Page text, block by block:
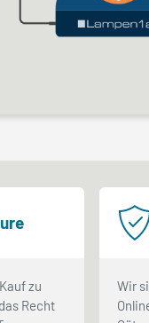
zu
Recht
Wir